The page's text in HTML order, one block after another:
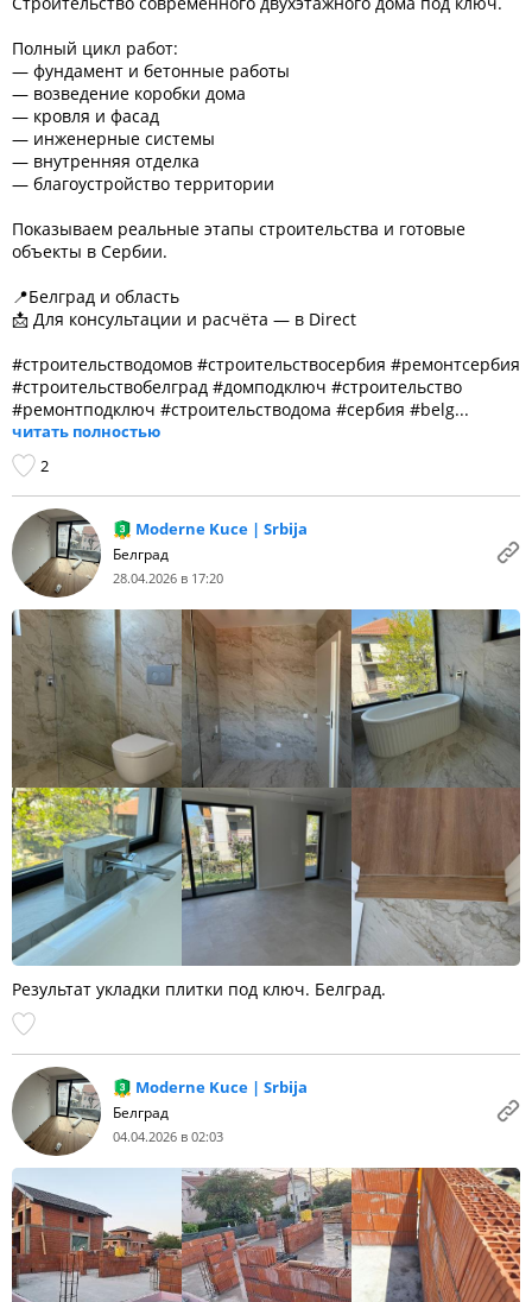
Полный цикл работ:
— фундамент и бетонные работы
— возведение коробки дома
— кровля и фасад
— инженерные системы
— внутренняя отделка
— благоустройство территории
Показываем реальные этапы строительства и готовые
объекты в Сербии.
📍Белград и область
📩 Для консультации и расчёта — в Direct
#строительстводомов #строительствосербия #ремонтсербия
#строительствобелград #домподключ #строительство
#ремонтподключ #строительстводома #сербия #belg...
читать полностью
2
Moderne Kuce | Srbija
Белград
28.04.2026 в 17:20
Результат укладки плитки под ключ. Белград.
Moderne Kuce | Srbija
Белград
04.04.2026 в 02:03